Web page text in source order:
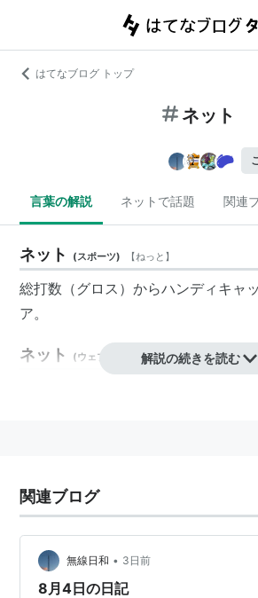
はてなブログ トップ
ネット
言葉の解説 ネットで話題 関連
ネット (スポーツ) 【ねっと 】
総打数（グロス）からハンディキャ
ア。
ネット (ウェブ ねっと】
解説の続きを読む
関連ブログ
無線日和 • 3日前
8月4日の日記